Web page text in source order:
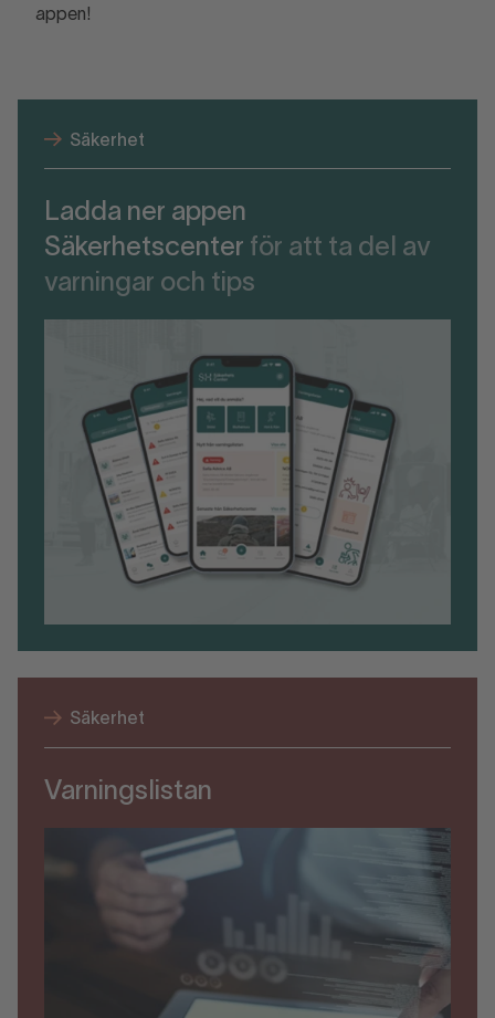
appen!
Säkerhet
Ladda ner appen
Säkerhetscenter för att ta del av
varningar och tips
Säkerhet
Varningslistan